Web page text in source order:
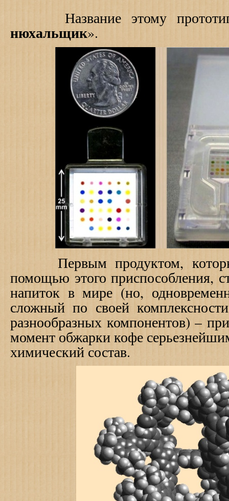
Название этому
нюхальщик».
Первым продуктом,
помощью этого приспособления,
напиток в мире (но,
сложный по своей
разнообразных компонентов) –
момент обжарки кофе
химический состав.